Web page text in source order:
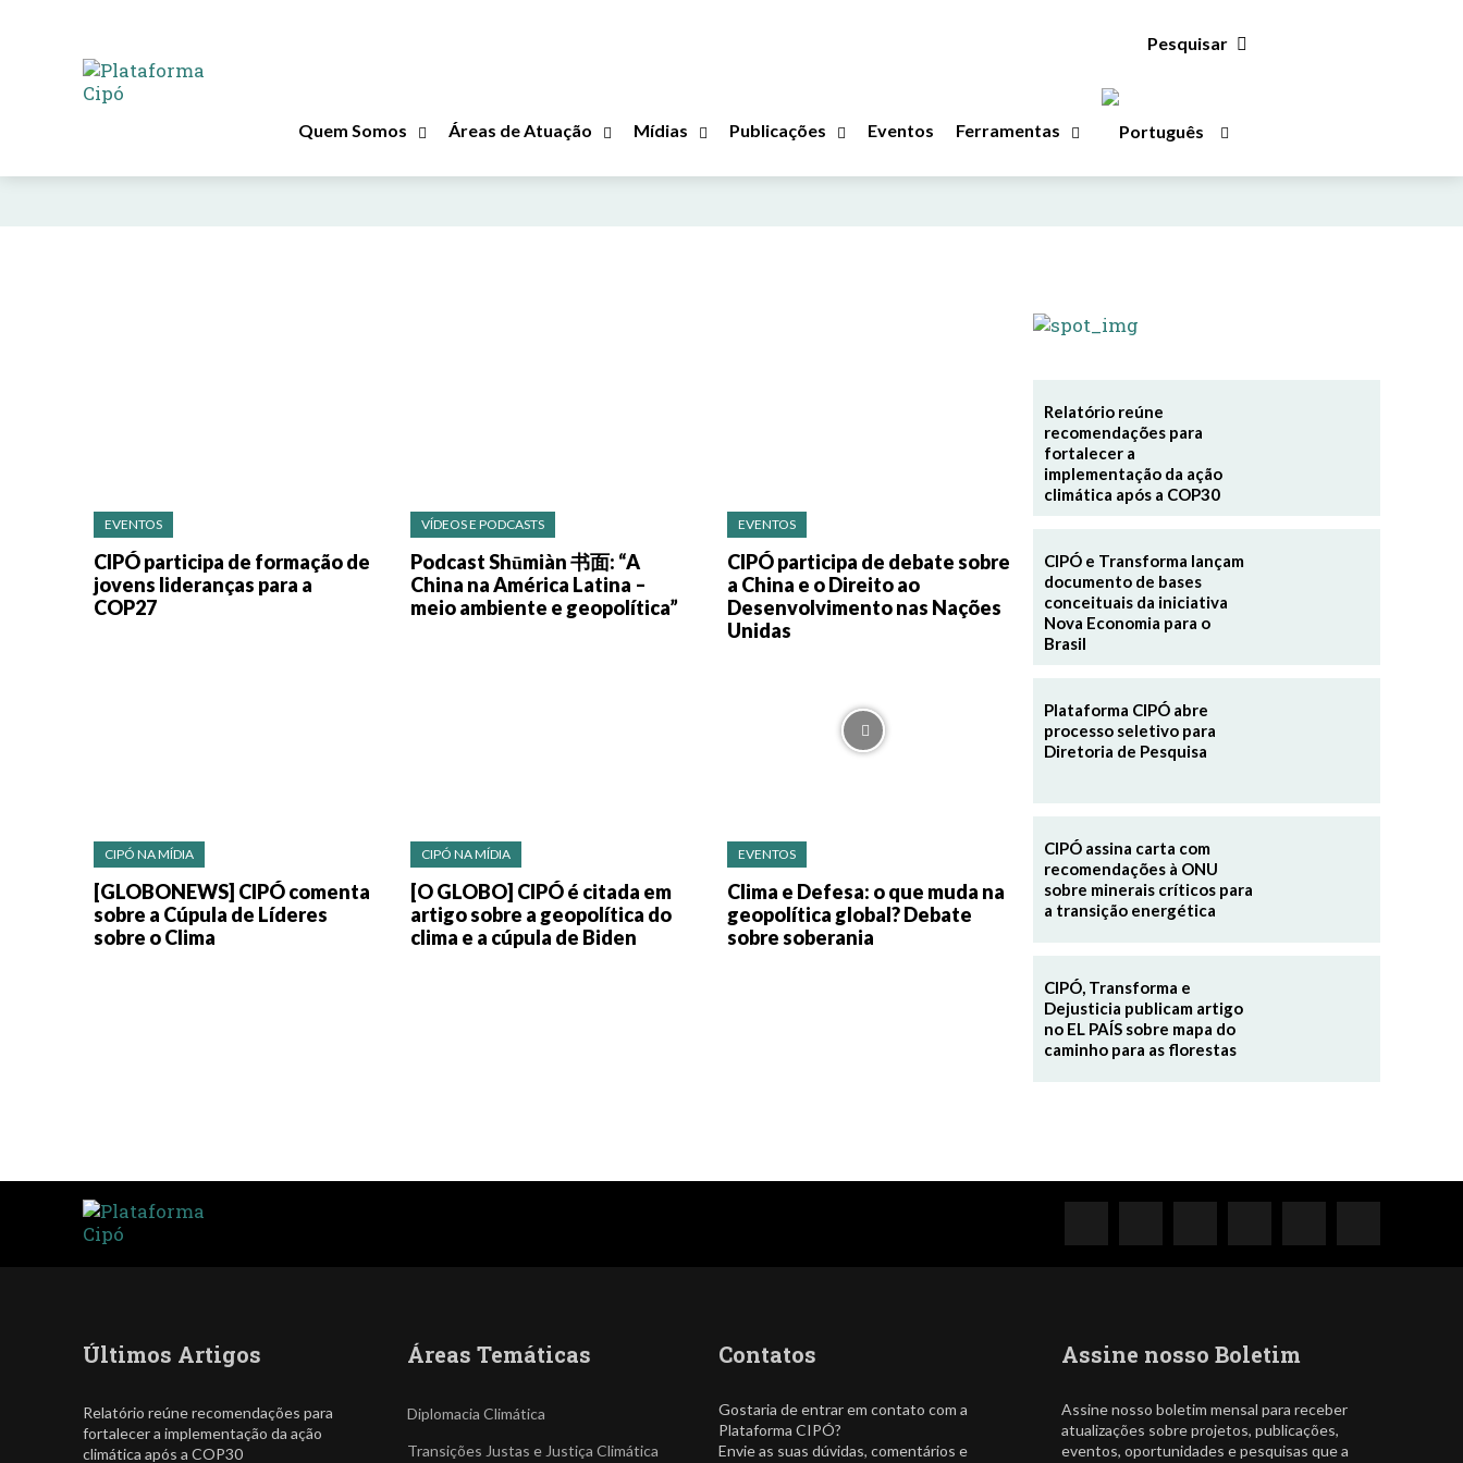
Pesquisar
Quem Somos Áreas de Atuação Mídias Publicações Eventos Ferramentas
RESULTADOS POR TAG :
geopolítica
EVENTOS
CIPÓ participa de formação de
jovens lideranças para a
COP27
VÍDEOS E PODCASTS
Podcast Shūmiàn 书面: “A
China na América Latina –
meio ambiente e geopolítica”
EVENTOS
CIPÓ participa de debate sobre
a China e o Direito ao
Desenvolvimento nas Nações
Unidas
CIPÓ NA MÍDIA
[GLOBONEWS] CIPÓ comenta
sobre a Cúpula de Líderes
sobre o Clima
CIPÓ NA MÍDIA
[O GLOBO] CIPÓ é citada em
artigo sobre a geopolítica do
clima e a cúpula de Biden
EVENTOS
Clima e Defesa: o que muda na
geopolítica global? Debate
sobre soberania
Relatório reúne
recomendações para
fortalecer a
implementação da ação
climática após a COP30
CIPÓ e Transforma lançam
documento de bases
conceituais da iniciativa
Nova Economia para o
Brasil
Plataforma CIPÓ abre
processo seletivo para
Diretoria de Pesquisa
CIPÓ assina carta com
recomendações à ONU
sobre minerais críticos para
a transição energética
CIPÓ, Transforma e
Dejusticia publicam artigo
no EL PAÍS sobre mapa do
caminho para as florestas
Últimos Artigos
Relatório reúne recomendações para
fortalecer a implementação da ação
climática após a COP30
Áreas Temáticas
Diplomacia Climática
Transições Justas e Justiça Climática
Contatos
Gostaria de entrar em contato com a
Plataforma CIPÓ?
Envie as suas dúvidas, comentários e
Assine nosso Boletim
Assine nosso boletim mensal para receber
atualizações sobre projetos, publicações,
eventos, oportunidades e pesquisas que a